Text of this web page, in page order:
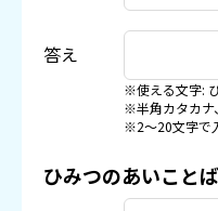
答え
※使える文字:
※半角カタカナ
※2〜20文字で
ひみつのあいこと